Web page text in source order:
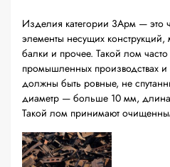
Изделия категории 3Арм — это
элементы несущих
балки и прочее. Такой лом часто
промышленных производствах и
должны быть ровные, не
диаметр — больше 10 мм,
Такой лом принимают